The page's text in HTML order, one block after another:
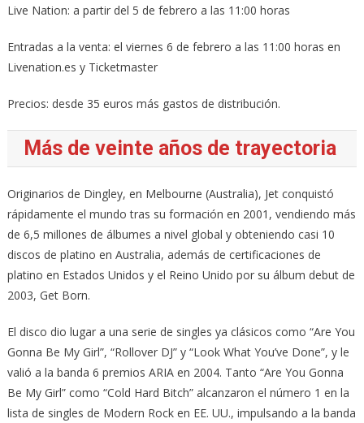
Live Nation: a partir del 5 de febrero a las 11:00 horas
Entradas a la venta: el viernes 6 de febrero a las 11:00 horas en
Livenation.es y Ticketmaster
Precios: desde 35 euros más gastos de distribución.
Más de veinte años de trayectoria
Originarios de Dingley, en Melbourne (Australia), Jet conquistó
rápidamente el mundo tras su formación en 2001, vendiendo más
de 6,5 millones de álbumes a nivel global y obteniendo casi 10
discos de platino en Australia, además de certificaciones de
platino en Estados Unidos y el Reino Unido por su álbum debut de
2003, Get Born.
El disco dio lugar a una serie de singles ya clásicos como “Are You
Gonna Be My Girl”, “Rollover DJ” y “Look What You’ve Done”, y le
valió a la banda 6 premios ARIA en 2004. Tanto “Are You Gonna
Be My Girl” como “Cold Hard Bitch” alcanzaron el número 1 en la
lista de singles de Modern Rock en EE. UU., impulsando a la banda